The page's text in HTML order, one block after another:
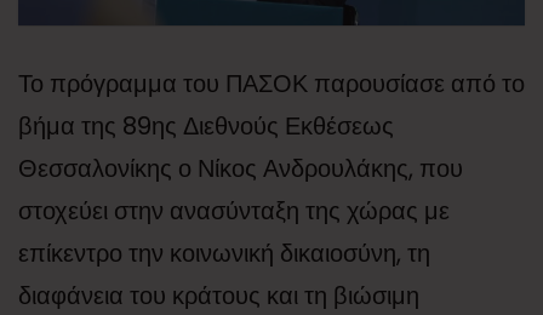
Το πρόγραμμα του ΠΑΣΟΚ παρουσίασε από το
βήμα της 89ης Διεθνούς Εκθέσεως
Θεσσαλονίκης ο Νίκος Ανδρουλάκης, που
στοχεύει στην ανασύνταξη της χώρας με
επίκεντρο την κοινωνική δικαιοσύνη, τη
διαφάνεια του κράτους και τη βιώσιμη